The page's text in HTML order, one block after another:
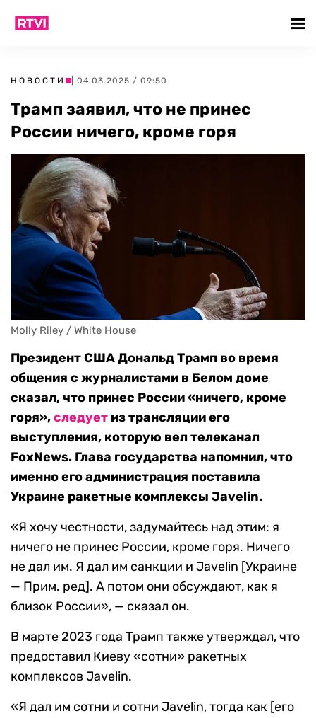
НОВОСТИ | 04.03.2025 / 09:50
Трамп заявил, что не принес
России ничего, кроме горя
Molly Riley / White House
Президент США Дональд Трамп во время
общения с журналистами в Белом доме
сказал, что принес России «ничего, кроме
горя»,следует из трансляции его
выступления, которую вел телеканал
FoxNews. Глава государства напомнил, что
именно его администрация поставила
Украине ракетные комплексы Javelin.
«Я хочу честности, задумайтесь над этим: я
ничего не принес России, кроме горя. Ничего
не дал им. Я дал им санкции и Javelin [Украине
— Прим. ред]. А потом они обсуждают, как я
близок России», — сказал он.
В марте 2023 года Трамп также утверждал, что
предоставил Киеву «сотни» ракетных
комплексов Javelin.
«Я дал им сотни и сотни Javelin, тогда как [его